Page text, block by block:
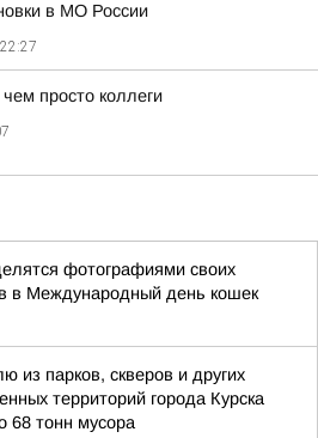
в МО России
просто коллеги
фотографиями своих
в Международный день кошек
из парков, скверов и других
территорий города Курска
68 тонн мусора